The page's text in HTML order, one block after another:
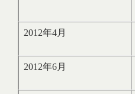
2012年4月
2012年6月